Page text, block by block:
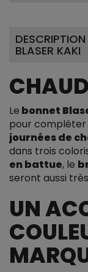
BLASER KAKI
Le bonnet
pour compléter
journées de
dans trois
en battue, le
seront aussi
UN